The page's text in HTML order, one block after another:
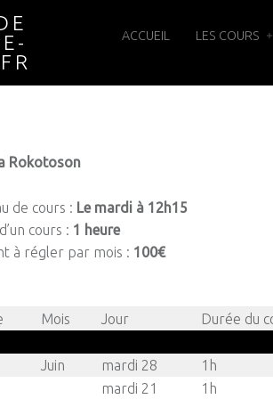
Cours-
guitare-
Lyon-
6.fr
Skip
ACCUEIL LES COURS
Rokotoson
de cours : Le mardi à 12h15
cours : 1 heure
à régler par mois : 100€
Mois Jour Durée du
Juin
mardi 28 1h
mardi 21
1h